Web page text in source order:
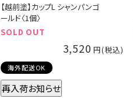
【越前塗】カップL シャンパンゴ
ールド〈1個〉
SOLD OUT
3,520
海外配送OK
再入荷お知らせ